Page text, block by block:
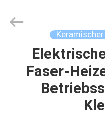
HEIM
PRODUKTE
Faser-